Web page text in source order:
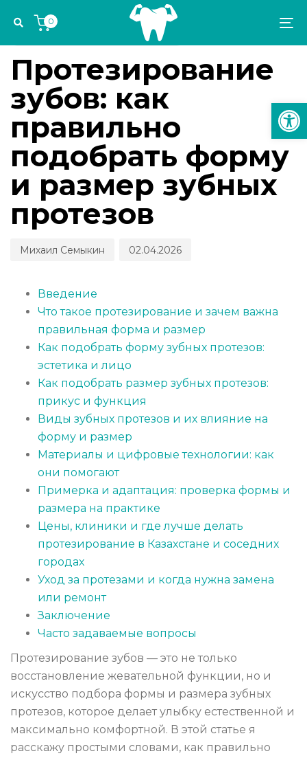
links
navigation
content
0
IN:
ИМПЛАНТОЛОГИЯ И ОРТОПЕДИЯ
Протезирование
зубов: как
правильно
подобрать форму
и размер зубных
протезов
Михаил Семыкин
on:
02.04.2026
Введение
Что такое протезирование и зачем важна
правильная форма и размер
Как подобрать форму зубных протезов:
эстетика и лицо
Как подобрать размер зубных протезов:
прикус и функция
Виды зубных протезов и их влияние на
форму и размер
Материалы и цифровые технологии: как
они помогают
Примерка и адаптация: проверка формы и
размера на практике
Цены, клиники и где лучше делать
протезирование в Казахстане и соседних
городах
Уход за протезами и когда нужна замена
или ремонт
Заключение
Часто задаваемые вопросы
Протезирование зубов — это не только
восстановление жевательной функции, но и
искусство подбора формы и размера зубных
протезов, которое делает улыбку естественной и
максимально комфортной. В этой статье я
расскажу простыми словами, как правильно